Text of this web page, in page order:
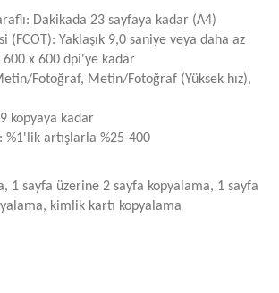
Dakikada 23 sayfaya kadar (A4)
(FCOT): Yaklaşık 9,0 saniye veya daha az
600 x 600 dpi'ye kadar
Fotoğraf, Metin/Fotoğraf (Yüksek hız),
kopyaya kadar
artışlarla %25-400
1 sayfa üzerine 2 sayfa kopyalama, 1 sayfa
kimlik kartı kopyalama